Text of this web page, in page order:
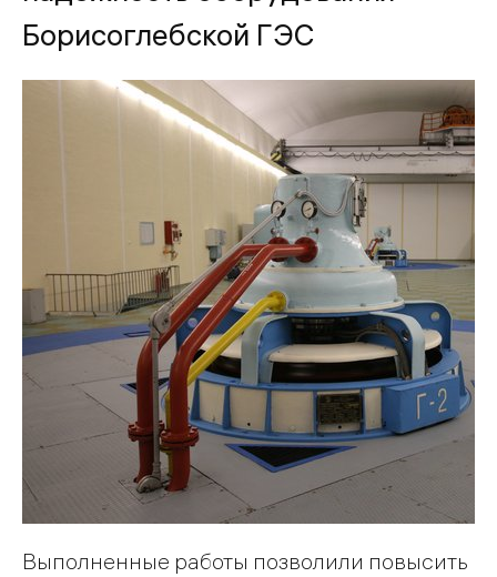
Борисоглебской ГЭС
Выполненные работы позволили повысить